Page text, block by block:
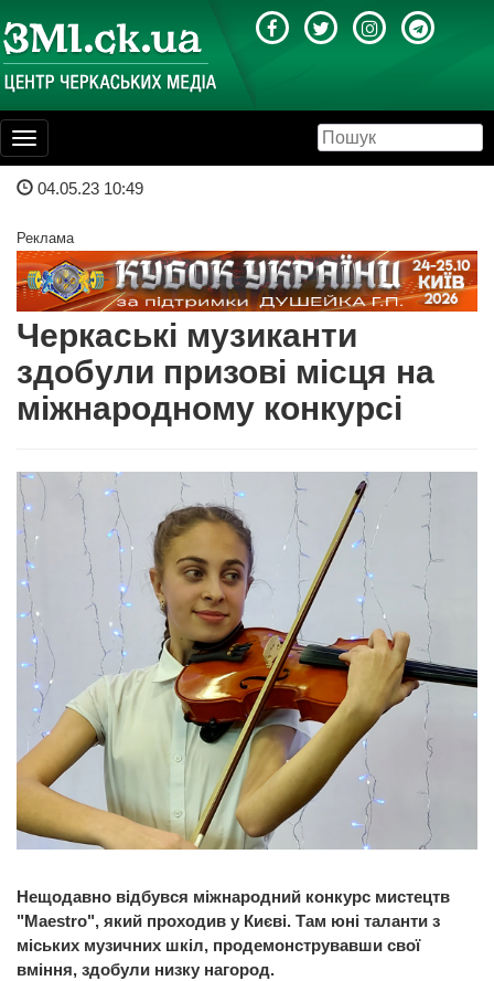
Toggle
navigation
04.05.23 10:49
Реклама
Черкаські музиканти
здобули призові місця на
міжнародному конкурсі
Нещодавно відбувся міжнародний конкурс мистецтв
"Maestro", який проходив у Києві. Там юні таланти з
міських музичних шкіл, продемонструвавши свої
вміння, здобули низку нагород.